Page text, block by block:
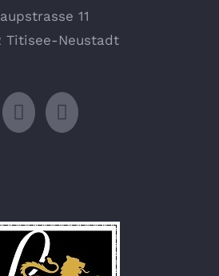
11
Titisee-Neustadt